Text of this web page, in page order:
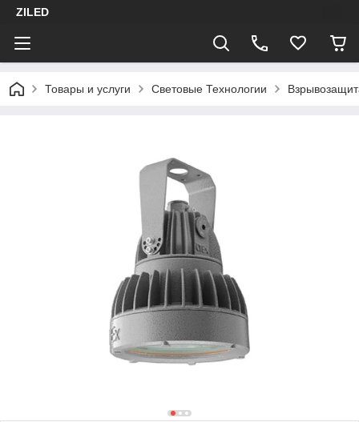
ZILED
Товары и услуги Световые Технологии